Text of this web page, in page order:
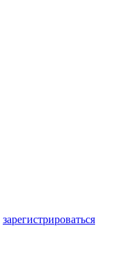
зарегистрироваться